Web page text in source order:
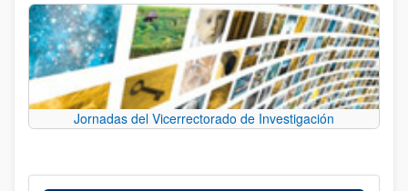
Jornadas del Vicerrectorado de Investigación